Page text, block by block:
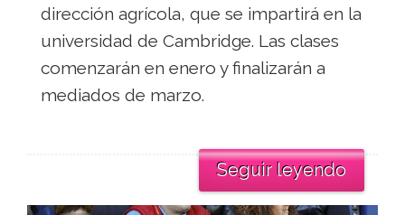
dirección agrícola, que se impartirá en la
universidad de Cambridge. Las clases
comenzarán en enero y finalizarán a
mediados de marzo.
Seguir leyendo